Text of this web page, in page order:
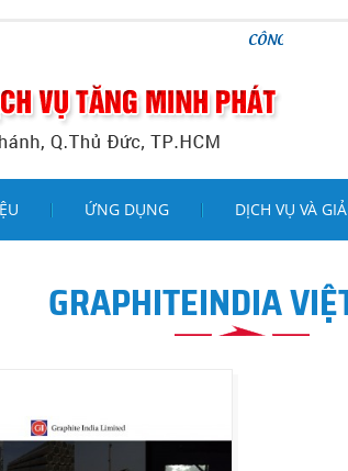
CÔNG TY TNHH
ỨNG DỤNG DỊCH VỤ VÀ
GRAPHITEINDIA